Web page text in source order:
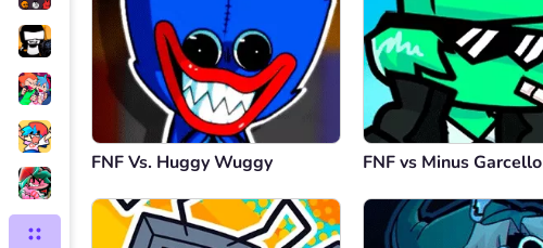
FNF Vs. Huggy Wuggy FNF vs Minus Garcello